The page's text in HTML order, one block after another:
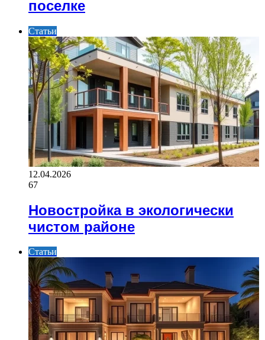
поселке
Статьи
12.04.2026
67
Новостройка в экологически
чистом районе
Статьи